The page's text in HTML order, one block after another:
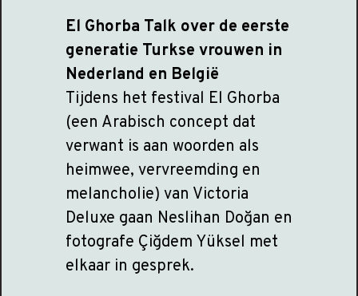
El Ghorba Talk over de eerste
generatie Turkse vrouwen in
Nederland en België
Tijdens het festival El Ghorba
(een Arabisch concept dat
verwant is aan woorden als
heimwee, vervreemding en
melancholie) van Victoria
Deluxe gaan Neslihan Doğan en
fotografe Çiğdem Yüksel met
elkaar in gesprek.